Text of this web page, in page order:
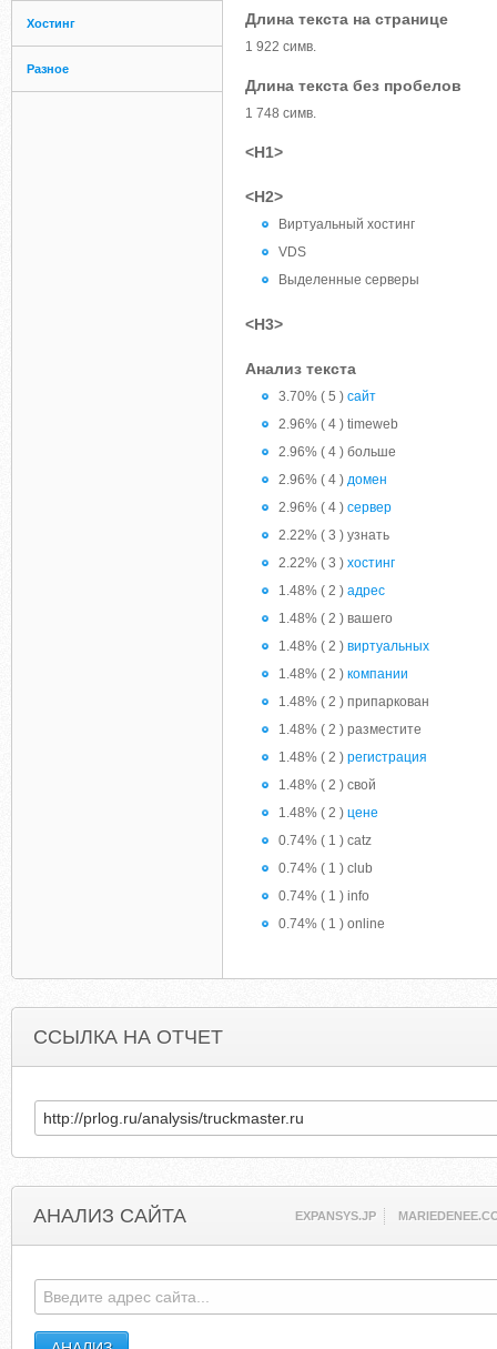
Хостинг
Разное
Длина текста на странице
1 922 симв.
Длина текста без пробелов
1 748 симв.
<H1>
<H2>
Виртуальный хостинг
VDS
Выделенные серверы
<H3>
Анализ текста
3.70% ( 5 ) сайт
2.96% ( 4 ) timeweb
2.96% ( 4 ) больше
2.96% ( 4 ) домен
2.96% ( 4 ) сервер
2.22% ( 3 ) узнать
2.22% ( 3 ) хостинг
1.48% ( 2 ) адрес
1.48% ( 2 ) вашего
1.48% ( 2 ) виртуальных
1.48% ( 2 ) компании
1.48% ( 2 ) припаркован
1.48% ( 2 ) разместите
1.48% ( 2 ) регистрация
1.48% ( 2 ) свой
1.48% ( 2 ) цене
0.74% ( 1 ) catz
0.74% ( 1 ) club
0.74% ( 1 ) info
0.74% ( 1 ) online
ССЫЛКА НА ОТЧЕТ
АНАЛИЗ САЙТА EXPANSYS.JP